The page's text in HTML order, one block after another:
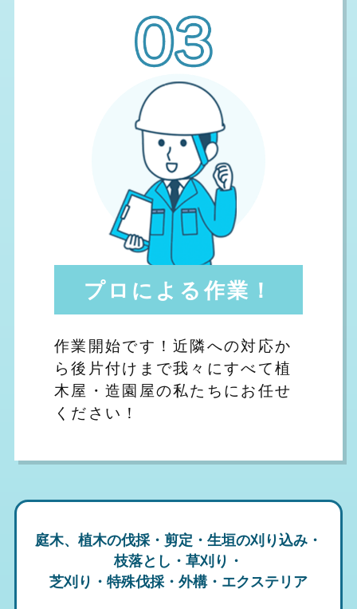
プロによる作業！
作業開始です！近隣への対応か
ら後片付けまで我々にすべて植
木屋・造園屋の私たちにお任せ
ください！
庭木、植木の伐採・剪定・生垣の刈り込み・
枝落とし・草刈り・
芝刈り・特殊伐採・外構・エクステリア